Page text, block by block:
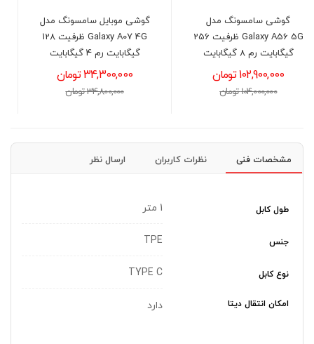
Galaxy A56 5G ظرفیت 256
گوشی موبايل سامسونگ مدل
گیگابایت رم 4 گیگابایت
34,300,000 تومان
34,800,000 تومان
گوشی موبایل سامسونگ
گیگابایت رم 4 گیگابایت
44,700,000 تومان
45,300,000 تومان
مشخصات فنی نظرات کاربران ارسال نظر
طول کابل 1 متر
جنس TPE
نوع کابل TYPE C
امکان انتقال دیتا دارد